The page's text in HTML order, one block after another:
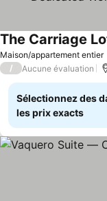
Maison/appartement entier
/ Aucune évaluation
Sélectionnez des
les prix exacts